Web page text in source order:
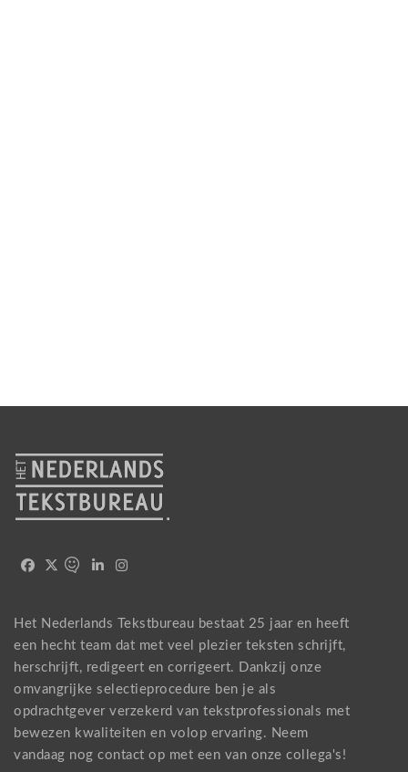
Het Nederlands Tekstbureau bestaat 25 jaar en heeft
een hecht team dat met veel plezier teksten schrijft,
herschrijft, redigeert en corrigeert. Dankzij onze
omvangrijke selectieprocedure ben je als
opdrachtgever verzekerd van tekstprofessionals met
bewezen kwaliteiten en volop ervaring. Neem
vandaag nog contact op met een van onze collega's!